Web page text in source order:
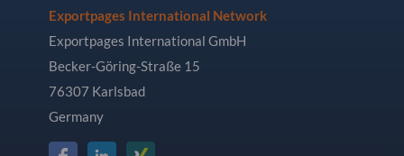
Exportpages International Network
Exportpages International GmbH
Becker-Göring-Straße 15
76307 Karlsbad
Germany